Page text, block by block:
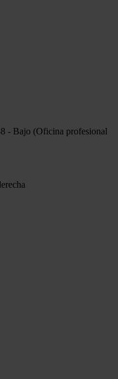
- Bajo (Oficina profesional